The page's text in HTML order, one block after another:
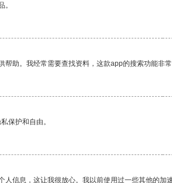
。
助。我经常需要查找资料，这款app的搜索功能非
保护和自由。
信息，这让我很放心。我以前使用过一些其他的